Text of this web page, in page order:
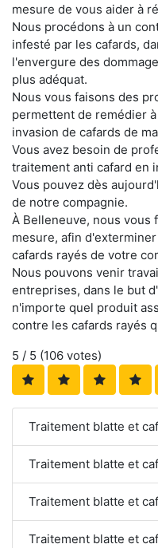
mesure de vous aider à
Nous procédons à un
infesté par les cafards,
l'envergure des
plus adéquat.
Nous vous faisons des
permettent de remédier
invasion de cafards de
Vous avez besoin de
traitement anti cafard en
Vous pouvez dès
de notre compagnie.
À Belleneuve, nous
mesure, afin
cafards rayés de votre
Nous pouvons venir
entreprises, dans le but
n'importe quel produit
contre les cafards rayés
5 / 5 (106 votes)
Traitement blatte et
Traitement blatte et
Traitement blatte et
Traitement blatte et